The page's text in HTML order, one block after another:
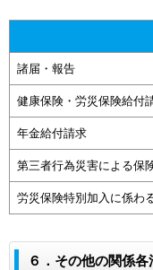
諸届・報告
健康保険・労災保険給付
年金給付請求
第三者行為災害による保
労災保険特別加入に係わ
６．その他の関係各